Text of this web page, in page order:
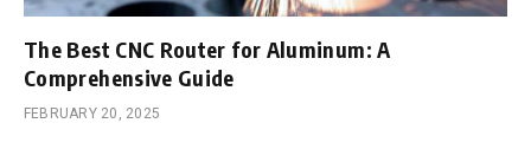
The Best CNC Router for Aluminum: A
Comprehensive Guide
FEBRUARY 20, 2025